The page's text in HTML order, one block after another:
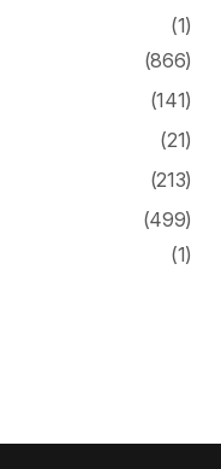
(1)
(866)
(141)
(21)
(213)
(499)
(1)